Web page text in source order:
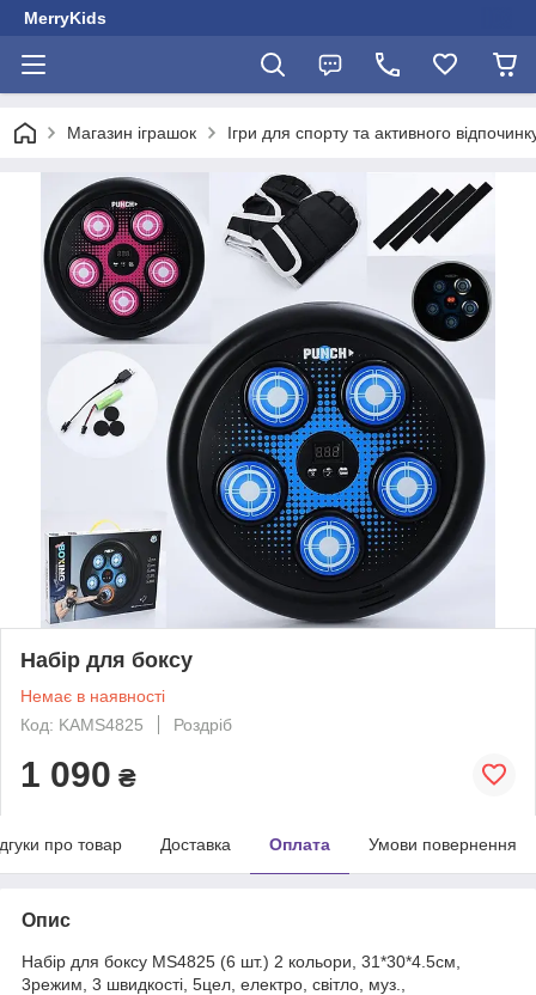
MerryKids
Магазин іграшок Ігри для спорту та активного
Набір для боксу
Немає в наявності
Код: KAMS4825
Роздріб
1 090 ₴
про товар Доставка Оплата Умови повернення
Опис
Набір для боксу MS4825 (6 шт.) 2 кольори, 31*30*4.5см,
3режим, 3 швидкості, 5цел, електро, світло, муз.,